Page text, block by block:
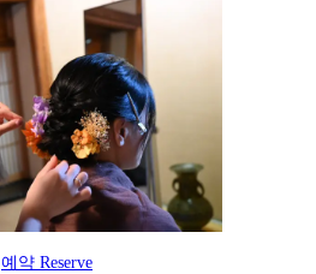
예약 Reserve